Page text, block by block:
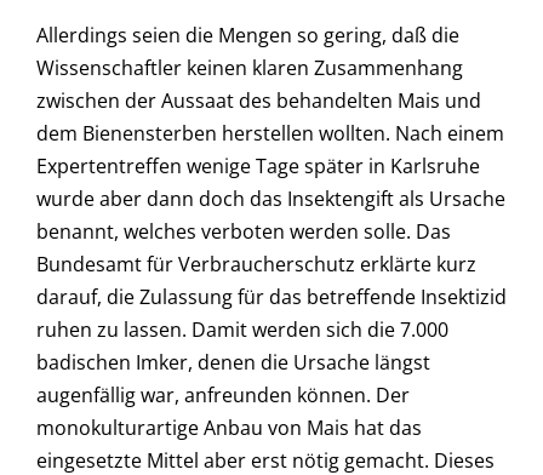
Allerdings seien die Mengen so gering, daß die
Wissenschaftler keinen klaren Zusammenhang
zwischen der Aussaat des behandelten Mais und
dem Bienensterben herstellen wollten. Nach einem
Expertentreffen wenige Tage später in Karlsruhe
wurde aber dann doch das Insektengift als Ursache
benannt, welches verboten werden solle. Das
Bundesamt für Verbraucherschutz erklärte kurz
darauf, die Zulassung für das betreffende Insektizid
ruhen zu lassen. Damit werden sich die 7.000
badischen Imker, denen die Ursache längst
augenfällig war, anfreunden können. Der
monokulturartige Anbau von Mais hat das
eingesetzte Mittel aber erst nötig gemacht. Dieses